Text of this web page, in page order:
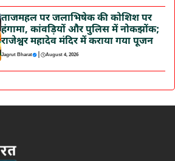
ताजमहल पर जलाभिषेक की कोशिश पर
हंगामा, कांवड़ियों और पुलिस में नोकझोंक;
राजेश्वर महादेव मंदिर में कराया गया पूजन
Jagrut Bharat | August 4, 2026